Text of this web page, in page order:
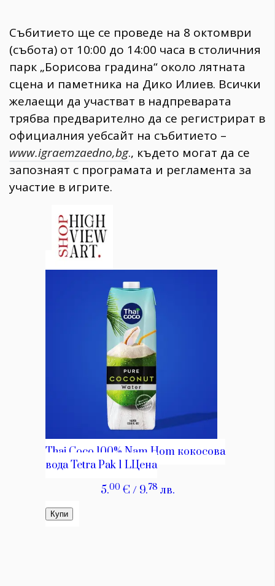
Събитието ще се проведе на 8 октомври
(събота) от 10:00 до 14:00 часа в столичния
парк „Борисова градина“ около лятната
сцена и паметника на Дико Илиев. Всички
желаещи да участват в надпреварата
трябва предварително да се регистрират в
официалния уебсайт на събитието –
www.igraemzaedno,bg., където могат да се
запознаят с програмата и регламента за
участие в игрите.